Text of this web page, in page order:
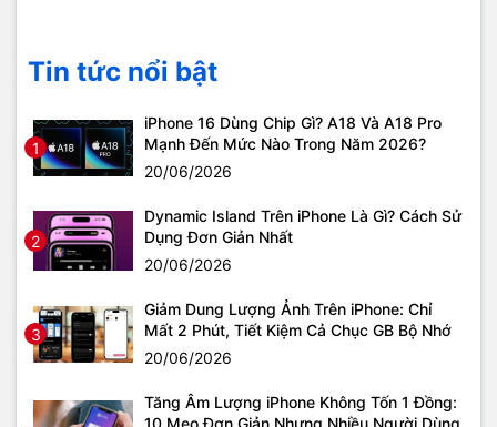
Tin tức nổi bật
1
iPhone 16 Dùng Chip Gì? A18 Và A18 Pro
Mạnh Đến Mức Nào Trong Năm 2026?
20/06/2026
2
Dynamic Island Trên iPhone Là Gì? Cách Sử
Dụng Đơn Giản Nhất
20/06/2026
3
Giảm Dung Lượng Ảnh Trên iPhone: Chỉ
Mất 2 Phút, Tiết Kiệm Cả Chục GB Bộ Nhớ
20/06/2026
Tăng Âm Lượng iPhone Không Tốn 1 Đồng: